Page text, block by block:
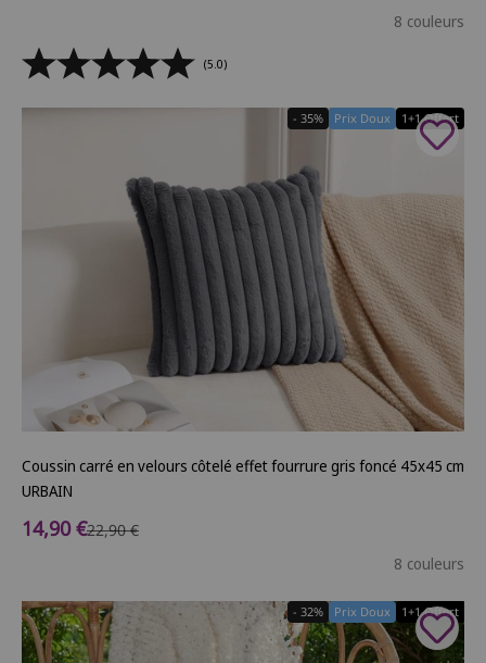
8 couleurs
(5.0)
1+1 Offert
Prix Doux
- 35%
Coussin carré en velours côtelé effet fourrure gris foncé 45x45 cm
URBAIN
Prix de vente
14,90 €Prix normal
22,90 €
8 couleurs
1+1 Offert
Prix Doux
- 32%